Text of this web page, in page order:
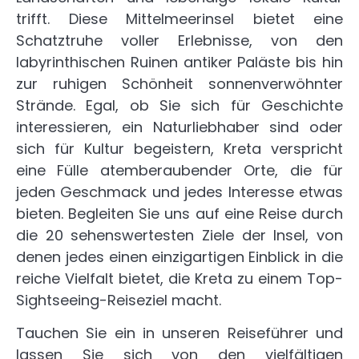
trifft. Diese Mittelmeerinsel bietet eine
Schatztruhe voller Erlebnisse, von den
labyrinthischen Ruinen antiker Paläste bis hin
zur ruhigen Schönheit sonnenverwöhnter
Strände. Egal, ob Sie sich für Geschichte
interessieren, ein Naturliebhaber sind oder
sich für Kultur begeistern, Kreta verspricht
eine Fülle atemberaubender Orte, die für
jeden Geschmack und jedes Interesse etwas
bieten. Begleiten Sie uns auf eine Reise durch
die 20 sehenswertesten Ziele der Insel, von
denen jedes einen einzigartigen Einblick in die
reiche Vielfalt bietet, die Kreta zu einem Top-
Sightseeing-Reiseziel macht.
Tauchen Sie ein in unseren Reiseführer und
lassen Sie sich von den vielfältigen